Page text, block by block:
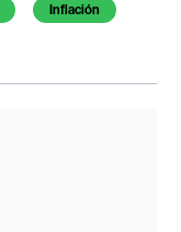
Inflación